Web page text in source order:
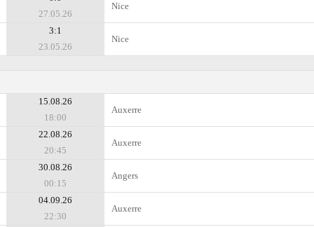
27.05.26
Nice
3:1
23.05.26
Nice
15.08.26
18:00
Auxerre
22.08.26
20:45
Auxerre
30.08.26
00:15
Angers
04.09.26
22:30
Auxerre